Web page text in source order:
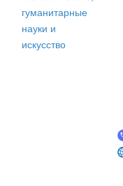
гуманитарные
науки и
искусство